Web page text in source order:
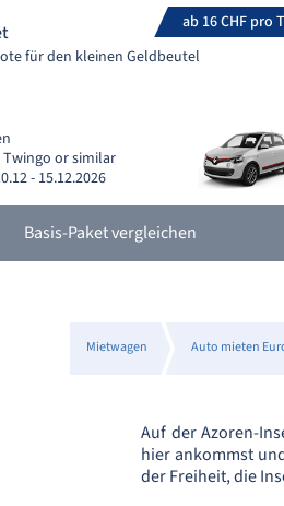
ab 16 CHF pro
für den kleinen Geldbeutel
Twingo or similar
- 15.12.2026
Basis-Paket vergleichen
Mietwagen Auto mieten
Auf der Azoren-
hier ankommst
der Freiheit, die